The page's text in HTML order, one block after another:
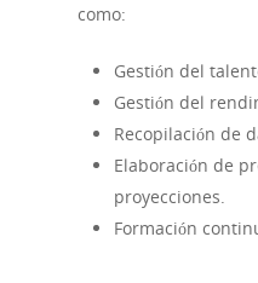
como:
Gestión del
Gestión del
Recopilación de
Elaboración de
proyecciones.
Formación